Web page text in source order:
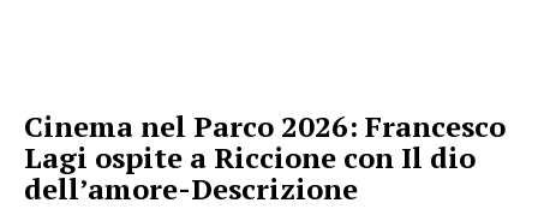
Cinema nel Parco 2026: Francesco
Lagi ospite a Riccione con Il dio
dell’amore-Descrizione